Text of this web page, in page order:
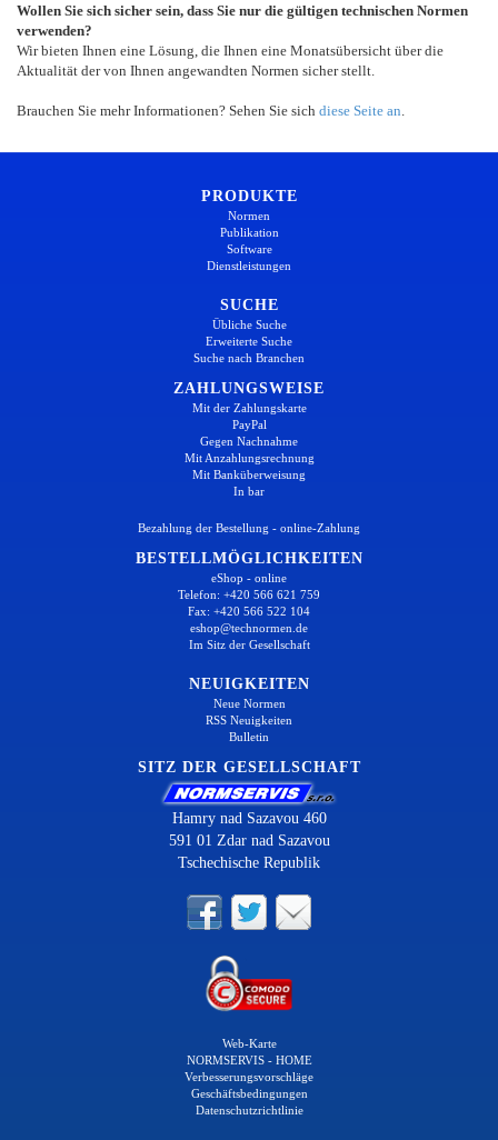
Wollen Sie sich sicher sein, dass Sie nur die gültigen technischen Normen
verwenden?
Wir bieten Ihnen eine Lösung, die Ihnen eine Monatsübersicht über die
Aktualität der von Ihnen angewandten Normen sicher stellt.
Brauchen Sie mehr Informationen? Sehen Sie sich diese Seite an
PRODUKTE
Normen
Publikation
Software
Dienstleistungen
SUCHE
Übliche Suche
Erweiterte Suche
Suche nach Branchen
ZAHLUNGSWEISE
Mit der Zahlungskarte
PayPal
Gegen Nachnahme
Mit Anzahlungsrechnung
Mit Banküberweisung
In bar
Bezahlung der Bestellung - online-Zahlung
BESTELLMÖGLICHKEITEN
eShop - online
Telefon: +420 566 621 759
Fax: +420 566 522 104
eshop@technormen.de
Im Sitz der Gesellschaft
NEUIGKEITEN
Neue Normen
RSS Neuigkeiten
Bulletin
SITZ DER GESELLSCHAFT
Hamry nad Sazavou 460
591 01 Zdar nad Sazavou
Tschechische Republik
Web-Karte
NORMSERVIS - HOME
Verbesserungsvorschläge
Geschäftsbedingungen
Datenschutzrichtlinie